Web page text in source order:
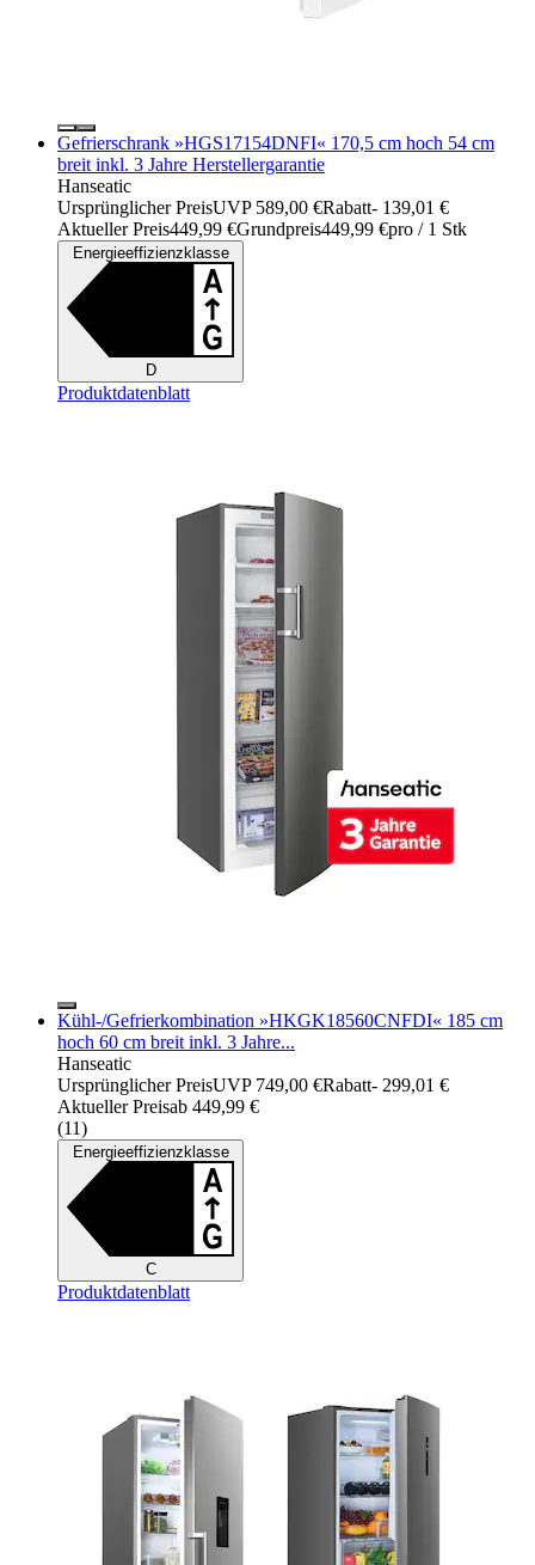
Gefrierschrank »HGS17154DNFI« 170,5 cm hoch 54 cm
breit inkl. 3 Jahre Herstellergarantie
Hanseatic
Ursprünglicher PreisUVP 589,00 €Rabatt- 139,01 €
Aktueller Preis449,99 €Grundpreis449,99 €pro / 1 Stk
Energieeffizienzklasse
D
Produktdatenblatt
Kühl-/Gefrierkombination »HKGK18560CNFDI« 185 cm
hoch 60 cm breit inkl. 3 Jahre...
Hanseatic
Ursprünglicher PreisUVP 749,00 €Rabatt- 299,01 €
Aktueller Preisab 449,99 €
(11)
Energieeffizienzklasse
C
Produktdatenblatt